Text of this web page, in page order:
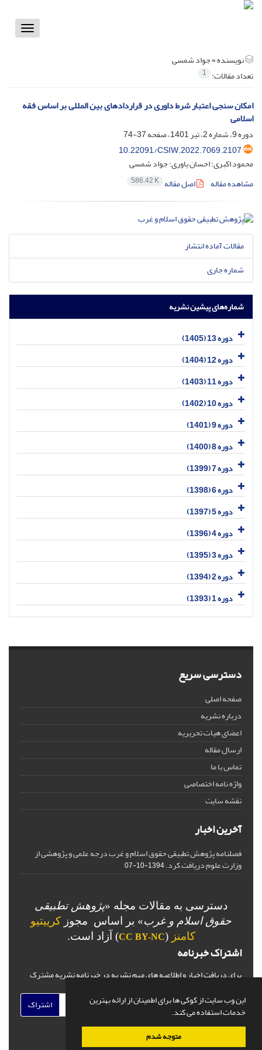
این وب سایت از کوکی ها برای اطمینان از ارائه بهترین
خدمات استفاده می کند.
متوجه شدم
Toggle
نویسنده =جواد شمسی
تعداد مقالات: 1
امکان سنجی اعتبار شرط داوری در قراردادهای بین المللی بر اساس فقه
اسلامی
دوره 9، شماره 2، تیر 1401، صفحه
37-74
10.22091/CSIW.2022.7069.2107
محمود اکبری؛ احسان یاوری؛ جواد شمسی
مشاهده مقاله
اصل مقاله 586.42 K
مقالات آماده انتشار
شماره جاری
شماره‌های پیشین نشریه
دوره 13 (1405)
دوره 12 (1404)
دوره 11 (1403)
دوره 10 (1402)
دوره 9 (1401)
دوره 8 (1400)
دوره 7 (1399)
دوره 6 (1398)
دوره 5 (1397)
دوره 4 (1396)
دوره 3 (1395)
دوره 2 (1394)
دوره 1 (1393)
دسترسی سریع
صفحه اصلی
درباره نشریه
اعضای هیات تحریریه
ارسال مقاله
تماس با ما
واژه نامه اختصاصی
نقشه سایت
آخرین اخبار
فصلنامه پژوهش تطبیقی حقوق اسلام و غرب درجه علمی و پژوهشی از
وزارت علوم دریافت کرد.1394-10-07
دسترسی به مقالات مجله «پژوهش تطبیقی
حقوق اسلام و غرب» بر اساس مجوز کرییتیو
کامنز (
CC BY-NC) آزاد است.
اشتراک خبرنامه
برای دریافت اخبار و اطلاعیه های مهم نشریه در خبرنامه نشریه مشترک
اشتراک